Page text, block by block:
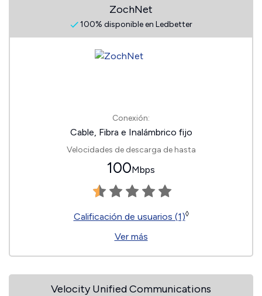
ZochNet
100% disponible en Ledbetter
Conexión:
Cable, Fibra e Inalámbrico fijo
Velocidades de descarga de hasta
100Mbps
Calificación de usuarios (1)◊
Ver más
Velocity Unified Communications